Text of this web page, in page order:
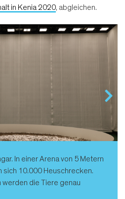
in Kenia 2020, abgleichen.
In einer Arena von 5 Metern
sich 10.000 Heuschrecken.
werden die Tiere genau